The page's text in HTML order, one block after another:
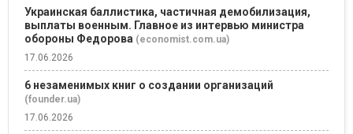
Украинская баллистика, частичная демобилизация,
выплаты военным. Главное из интервью министра
обороны Федорова (economist.com.ua)
17.06.2026
6 незаменимых книг о создании организаций
(founder.ua)
17.06.2026